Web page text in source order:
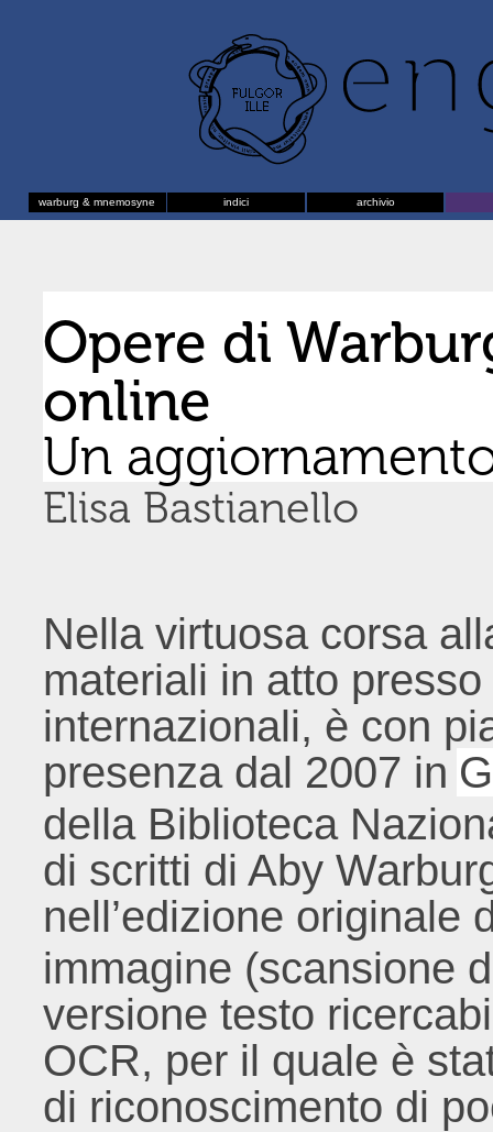
warburg & mnemosyne indici archivio
Opere di
online
Un
Elisa Bastianello
Nella virtuosa corsa
materiali in atto
internazionali, è con
presenza dal 2007 in
della Biblioteca
di scritti di Aby
nell’edizione originale
immagine (scansione
versione testo
OCR, per il quale è
di riconoscimento di